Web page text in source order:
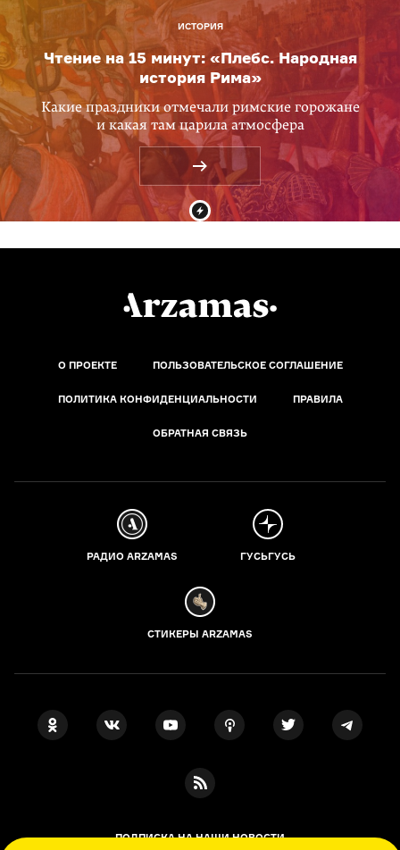
ИСТОРИЯ
Чтение на 15 минут: «Плебс. Народная
история Рима»
Какие праздники отмечали римские горожане
и какая там царила атмосфера
О ПРОЕКТЕ ПОЛЬЗОВАТЕЛЬСКОЕ СОГЛАШЕНИЕ
ПОЛИТИКА КОНФИДЕНЦИАЛЬНОСТИ ПРАВИЛА
ОБРАТНАЯ СВЯЗЬ
РАДИО ARZAMAS ГУСЬГУСЬ
СТИКЕРЫ ARZAMAS
ПОДПИСКА НА НАШИ НОВОСТИ